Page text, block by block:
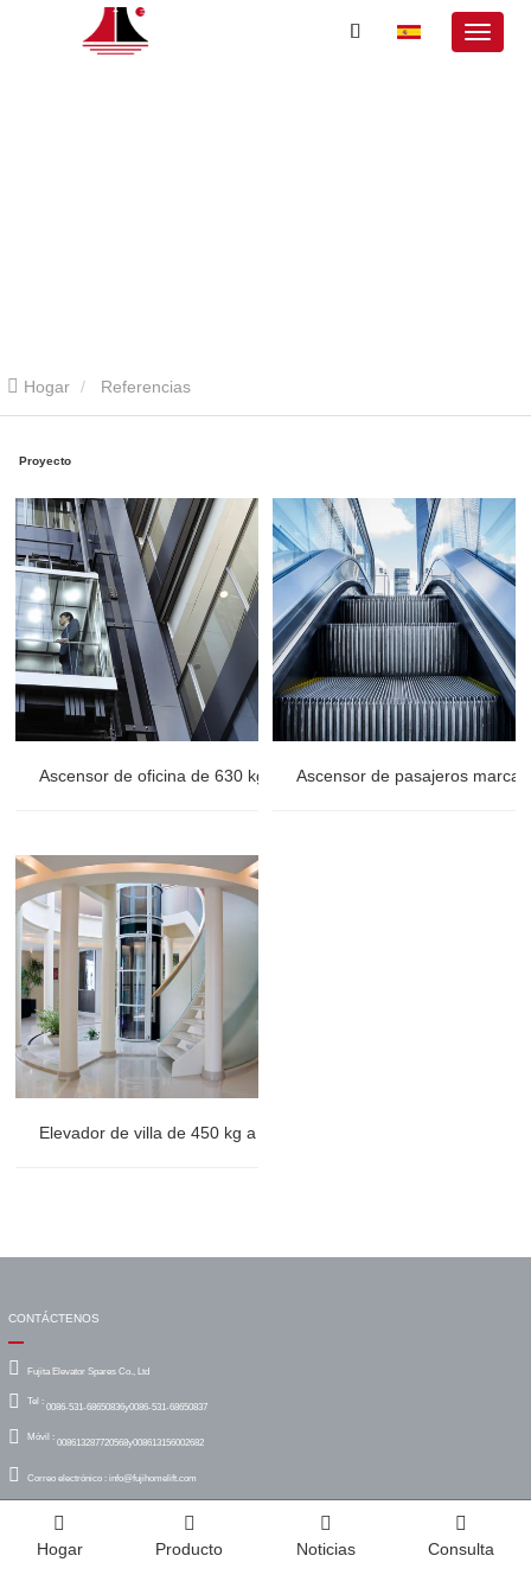
Hogar Referencias
Proyecto
Ascensor de oficina de 630 kg instalado en Filipinas
Ascensor de pasajeros marca
Elevador de villa de 450 kg a Sana'a Yemen
CONTÁCTENOS
Fujita Elevator Spares Co., Ltd
Tel : 0086-531-68650836y0086-531-68650837
Móvil : 008613287720568y008613156002682
Correo electrónico : info@fujihomelift.com
Hogar Producto Noticias Consulta